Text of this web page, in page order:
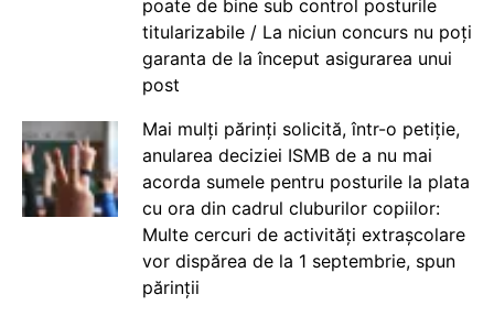
poate de bine sub control posturile
titularizabile / La niciun concurs nu poți
garanta de la început asigurarea unui
post
Mai mulți părinți solicită, într-o petiție,
anularea deciziei ISMB de a nu mai
acorda sumele pentru posturile la plata
cu ora din cadrul cluburilor copiilor:
Multe cercuri de activități extrașcolare
vor dispărea de la 1 septembrie, spun
părinții